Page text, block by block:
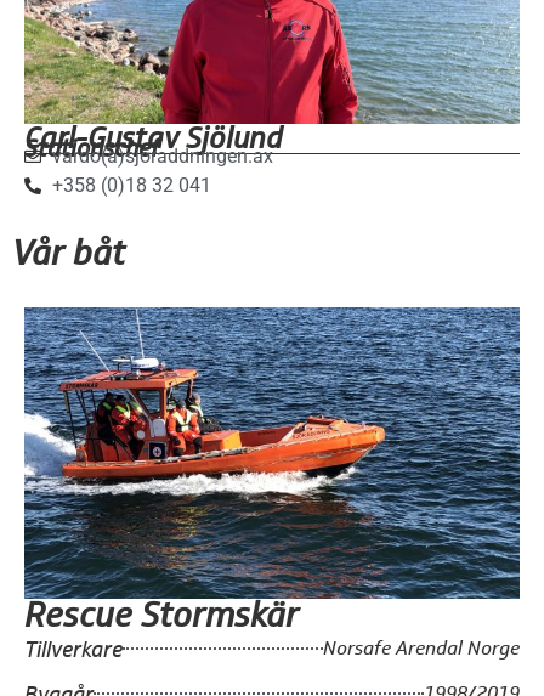
Carl-Gustav Sjölund
Stationschef
vardo(a)sjoraddningen.ax
+358 (0)18 32 041
Vår båt
Rescue Stormskär
Tillverkare Norsafe Arendal Norge